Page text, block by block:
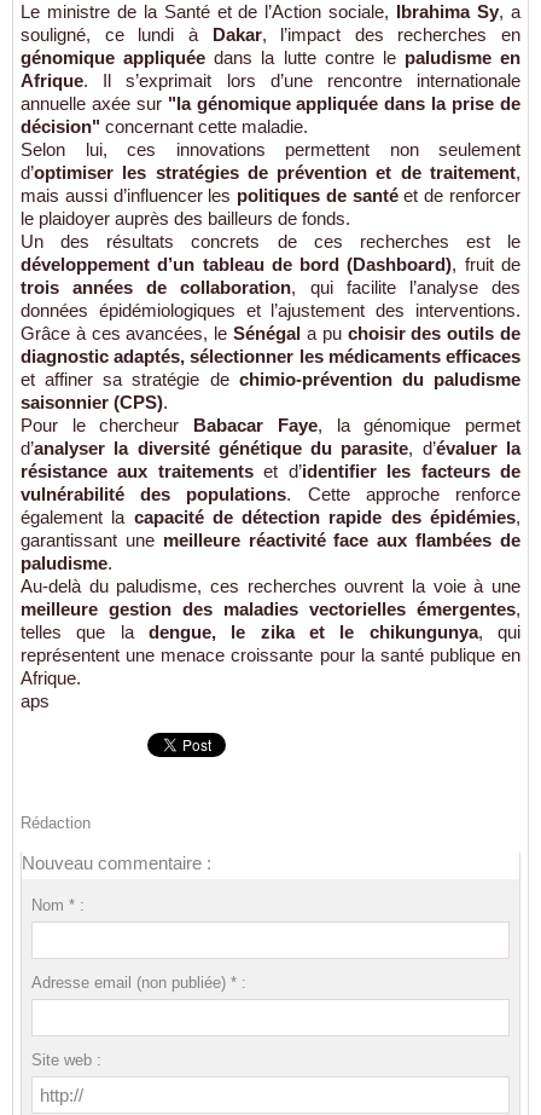
Le ministre de la Santé et de l’Action sociale, Ibrahima Sy, a
souligné, ce lundi à Dakar, l’impact des recherches en
génomique appliquée dans la lutte contre le paludisme en
Afrique. Il s’exprimait lors d’une rencontre internationale
annuelle axée sur "la génomique appliquée dans la prise de
décision" concernant cette maladie.
Selon lui, ces innovations permettent non seulement
d’optimiser les stratégies de prévention et de traitement,
mais aussi d’influencer les politiques de santéet de renforcer
le plaidoyer auprès des bailleurs de fonds.
Un des résultats concrets de ces recherches est le
développement d’un tableau de bord (Dashboard), fruit de
trois années de collaboration, qui facilite l’analyse des
données épidémiologiques et l’ajustement des interventions.
Grâce à ces avancées, leSénégal a pu choisir des outils de
diagnostic adaptés, sélectionner les médicaments efficaces
et affiner sa stratégie de chimio-prévention du paludisme
saisonnier (CPS).
Pour le chercheur Babacar Faye, la génomique permet
d’analyser la diversité génétique du parasite, d’évaluer la
résistance aux traitementset d’identifier les facteurs de
vulnérabilité des populations. Cette approche renforce
également la capacité de détection rapide des épidémies,
garantissant une meilleure réactivité face aux flambées de
paludisme.
Au-delà du paludisme, ces recherches ouvrent la voie à une
meilleure gestion des maladies vectorielles émergentes,
telles que la dengue, le zika et le chikungunya, qui
représentent une menace croissante pour la santé publique en
Afrique.
aps
Rédaction
Nouveau commentaire :
Nom * :
Adresse email (non publiée) * :
Site web :